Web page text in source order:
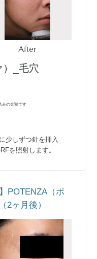
After
）_毛穴
みの金額です
少しずつ針を挿入
を照射します。
POTENZA（ポ
2ヶ月後）